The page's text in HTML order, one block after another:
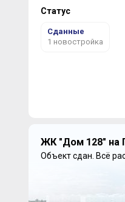
Статус
Сданные
1 новостройка
ЖК "Дом 128" на
Объект сдан. Всё